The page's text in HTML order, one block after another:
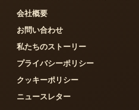
会社概要
お問い合わせ
私たちのストーリー
プライバシーポリシー
クッキーポリシー
ニュースレター